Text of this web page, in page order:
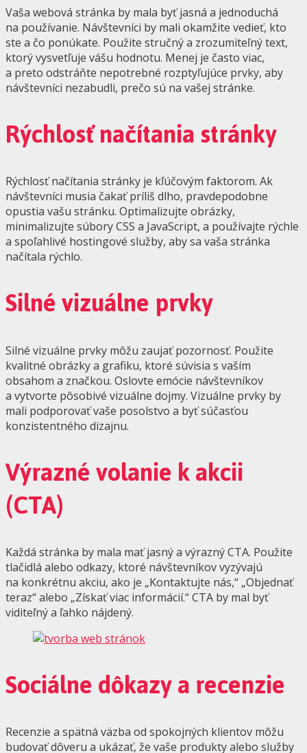
Vaša webová stránka by mala byť jasná a jednoduchá
na používanie. Návštevníci by mali okamžite vedieť, kto
ste a čo ponúkate. Použite stručný a zrozumiteľný text,
ktorý vysvetľuje vášu hodnotu. Menej je často viac,
a preto odstráňte nepotrebné rozptyľujúce prvky, aby
návštevníci nezabudli, prečo sú na vašej stránke.
Rýchlosť načítania stránky
Rýchlosť načítania stránky je kľúčovým faktorom. Ak
návštevníci musia čakať príliš dlho, pravdepodobne
opustia vašu stránku. Optimalizujte obrázky,
minimalizujte súbory CSS a JavaScript, a používajte rýchle
a spoľahlivé hostingové služby, aby sa vaša stránka
načítala rýchlo.
Silné vizuálne prvky
Silné vizuálne prvky môžu zaujať pozornosť. Použite
kvalitné obrázky a grafiku, ktoré súvisia s vaším
obsahom a značkou. Oslovte emócie návštevníkov
a vytvorte pôsobivé vizuálne dojmy. Vizuálne prvky by
mali podporovať vaše posolstvo a byť súčasťou
konzistentného dizajnu.
Výrazné volanie k akcii
(CTA)
Každá stránka by mala mať jasný a výrazný CTA. Použite
tlačidlá alebo odkazy, ktoré návštevníkov vyzývajú
na konkrétnu akciu, ako je „Kontaktujte nás,“ „Objednať
teraz“ alebo „Získať viac informácií.“ CTA by mal byť
viditeľný a ľahko nájdený.
Sociálne dôkazy a recenzie
Recenzie a spätná väzba od spokojných klientov môžu
budovať dôveru a ukázať, že vaše produkty alebo služby